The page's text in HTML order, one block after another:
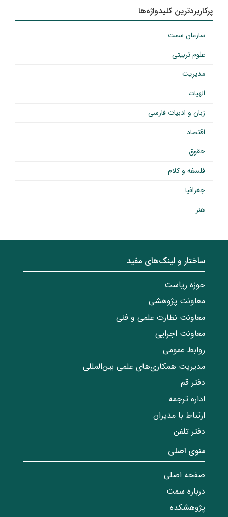
پرکاربردترین کلیدواژه‌ها
سازمان سمت
علوم تربیتی
مدیریت
الهیات
زبان و ادبیات فارسی
اقتصاد
حقوق
فلسفه و کلام
جغرافیا
هنر
ساختار‌‌ و‌‌ لینک‌های مفید
حوزه ریاست
معاونت پژوهشی
معاونت نظارت علمی و فنی
معاونت اجرایی
روابط عمومی
مدیریت همکاری‌های علمی بین‌المللی
دفتر قم
اداره ترجمه
ارتباط با مدیران
دفتر تلفن
منوی اصلی
صفحه اصلی
درباره سمت
پژوهشکده